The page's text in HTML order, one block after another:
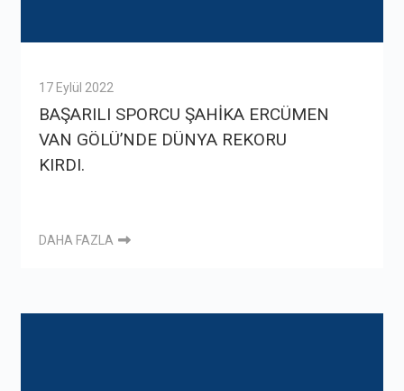
17 Eylül 2022
BAŞARILI SPORCU ŞAHİKA ERCÜMEN
VAN GÖLÜ’NDE DÜNYA REKORU
KIRDI.
DAHA FAZLA